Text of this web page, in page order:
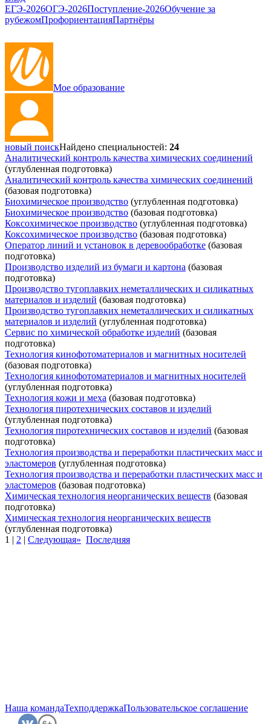
ЕГЭ-2026ОГЭ-2026Поступление-2026Обучение за
рубежомПрофориентацияПартнёры
Мое образование
новый поискНайдено специальностей: 24
Аналитический контроль качества химических соединений
(углубленная подготовка)
Аналитический контроль качества химических соединений
(базовая подготовка)
Биохимическое производство (углубленная подготовка)
Биохимическое производство (базовая подготовка)
Коксохимическое производство (углубленная подготовка)
Коксохимическое производство (базовая подготовка)
Оператор линий и установок в деревообработке (базовая
подготовка)
Производство изделий из бумаги и картона (базовая
подготовка)
Производство тугоплавких неметаллических и силикатных
материалов и изделий (базовая подготовка)
Производство тугоплавких неметаллических и силикатных
материалов и изделий (углубленная подготовка)
Сервис по химической обработке изделий (базовая
подготовка)
Технология кинофотоматериалов и магнитных носителей
(базовая подготовка)
Технология кинофотоматериалов и магнитных носителей
(углубленная подготовка)
Технология кожи и меха (базовая подготовка)
Технология пиротехнических составов и изделий
(углубленная подготовка)
Технология пиротехнических составов и изделий (базовая
подготовка)
Технология производства и переработки пластических масс и
эластомеров (углубленная подготовка)
Технология производства и переработки пластических масс и
эластомеров (базовая подготовка)
Химическая технология неорганических веществ (базовая
подготовка)
Химическая технология неорганических веществ
(углубленная подготовка)
1 | 2 | Следующая» Последняя
Наша командаТехподдержкаПользовательское соглашение